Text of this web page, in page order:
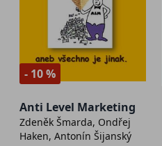
- 10 %
Anti Level Marketing
Zdeněk Šmarda, Ondřej
Haken, Antonín Šijanský